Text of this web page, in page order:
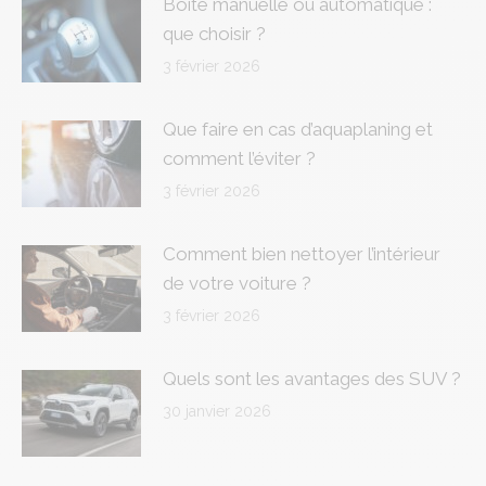
Boîte manuelle ou automatique :
que choisir ?
3 février 2026
Que faire en cas d’aquaplaning et
comment l’éviter ?
3 février 2026
Comment bien nettoyer l’intérieur
de votre voiture ?
3 février 2026
Quels sont les avantages des SUV ?
30 janvier 2026